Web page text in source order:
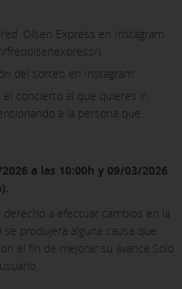
Olsen Express en Instagram
fredolsenexpress/).
del sorteo en Instagram.
concierto al que quieres ir,
a la persona que
a las 10:00h y 09/03/2026
a efectuar cambios en la
produjera alguna causa que
el fin de mejorar su avance.Solo